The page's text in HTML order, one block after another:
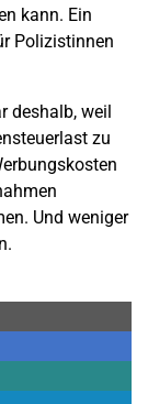
kann. Ein
Polizistinnen
deshalb, weil
zu
Und weniger